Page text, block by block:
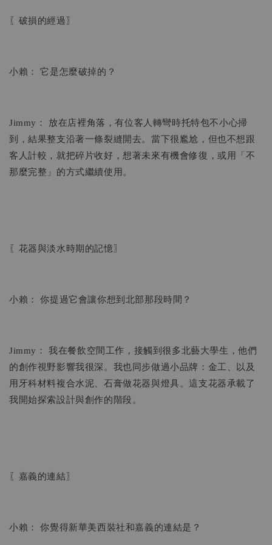
〖破損的經過〗
小賴： 它是怎麼破掉的？
Jimmy： 放在店裡角落，有位客人轉彎時托特包不小心掃
到，結果整支沿著一條裂縫開去。當下很尷尬，但也不想跟
客人計較，就把碎片收好，想著未來有機會修復，或用「不
那麼完整」的方式繼續使用。
〖花器與淡水時期的記憶〗
小賴： 你提過它會讓你想到北部那段時間？
Jimmy： 我在餐飲空間工作，接觸到很多北藝大學生，他們
的創作視野影響我很深。我也同步做過小品牌：金工、以及
用牙科材料複合水泥、石膏做花器與燈具。這支花器承載了
我開始探索設計與創作的階段。
〖嘉義的連結〗
小賴： 你覺得新華美西裝社和嘉義的連結是？